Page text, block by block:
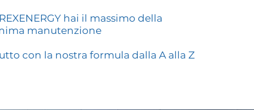
hai il massimo della
manutenzione
con la nostra formula dalla A alla Z